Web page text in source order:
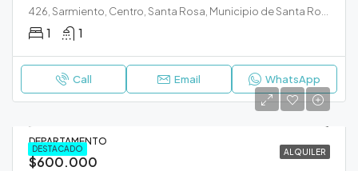
1 1
Call Email WhatsApp
DESTACADO ALQUILER
DEPARTAMENTO
$600.000